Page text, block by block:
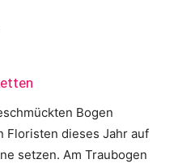
Bogen
Floristen dieses Jahr auf
setzen. Am Traubogen